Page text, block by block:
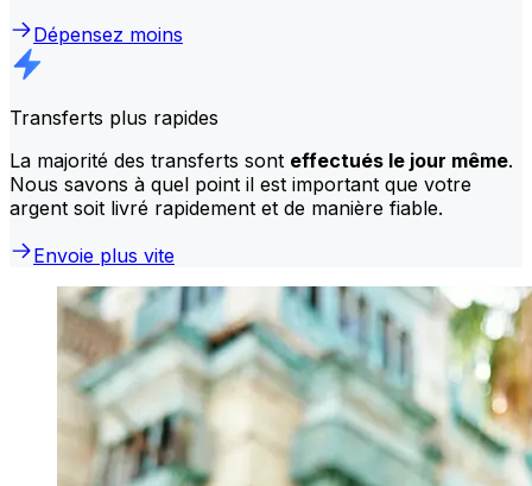
Dépensez moins
Transferts plus rapides
La majorité des transferts sont effectués le jour même.
Nous savons à quel point il est important que votre
argent soit livré rapidement et de manière fiable.
Envoie plus vite